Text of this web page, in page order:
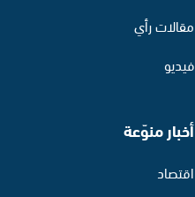
مقالات رأي
فيديو
أخبار منوّعة
اقتصاد